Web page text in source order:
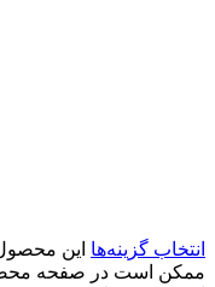
انتخاب گزینه‌ها این
ممکن است در صفحه